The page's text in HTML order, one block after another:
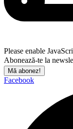
Please enable
Abonează-te la
Mă abonez!
Facebook